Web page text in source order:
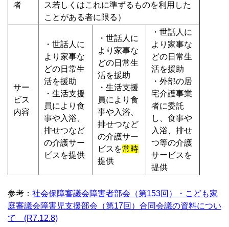
者
ス若しくはこれに準ずるものを利用した
ことがある者に限る）
サー
ビス
内容
・世話人に
より家事な
どの日常生
活を援助
・生活支援
員により食
事や入浴、
排せつなど
の介護サー
ビスを提供
・世話人に
より家事な
どの日常生
活を援助
・生活支援
員により食
事や入浴、
排せつなど
の介護サー
ビスを常時
提供
・世話人に
より家事な
どの日常生
活を援助
・外部の居
宅介護事業
者に委託
し、食事や
入浴、排せ
つ等の介護
サービスを
提供
参考： 社会保障審議会障害者部会（第153回）・こども家
庭審議会障害児支援部会（第17回）合同会議の資料につい
て (R7.12.8)